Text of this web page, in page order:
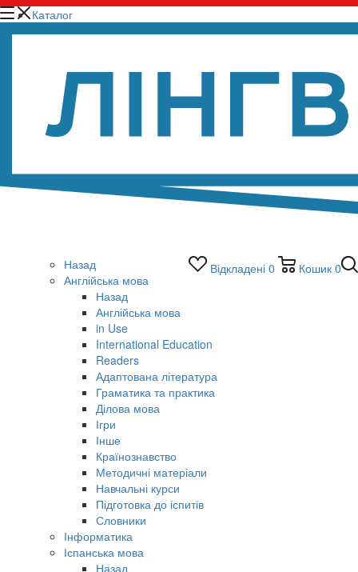
Відкладені 0 Кошик 0
Каталог
Назад
Англійська мова
Назад
Англійська мова
in Use
International Education
Readers
Адаптована література
Граматика та практика
Ділова мова
Ігри
Інше
Країнознавство
Методичні матеріали
Навчальні курси
Підготовка до іспитів
Словники
Інформатика
Іспанська мова
Назад